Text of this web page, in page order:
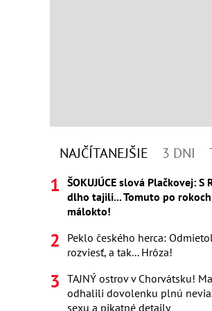
NAJČÍTANEJŠIE 3 DNI
ŠOKUJÚCE slová Plačkovej: S
dlho tajili... Tomuto po
málokto!
Peklo českého herca:
rozviesť, a tak... Hrôza!
TAJNÝ ostrov v Chorvátsku!
odhalili dovolenku plnú
sexu a pikatné detaily